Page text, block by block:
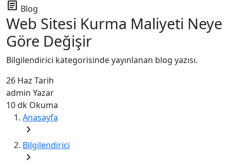
article Blog
Web Sitesi Kurma Maliyeti Neye
Göre Değişir
Bilgilendirici kategorisinde yayınlanan blog yazısı.
26 Haz Tarih
admin Yazar
10 dk Okuma
Anasayfa
chevron_right
Bilgilendirici
chevron_right